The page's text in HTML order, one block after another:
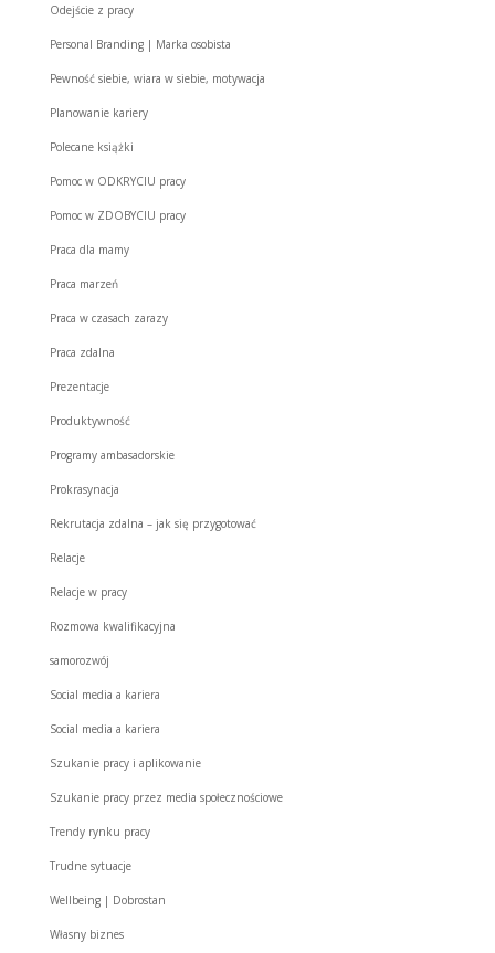
Odejście z pracy
Personal Branding | Marka osobista
Pewność siebie, wiara w siebie, motywacja
Planowanie kariery
Polecane książki
Pomoc w ODKRYCIU pracy
Pomoc w ZDOBYCIU pracy
Praca dla mamy
Praca marzeń
Praca w czasach zarazy
Praca zdalna
Prezentacje
Produktywność
Programy ambasadorskie
Prokrasynacja
Rekrutacja zdalna – jak się przygotować
Relacje
Relacje w pracy
Rozmowa kwalifikacyjna
samorozwój
Social media a kariera
Social media a kariera
Szukanie pracy i aplikowanie
Szukanie pracy przez media społecznościowe
Trendy rynku pracy
Trudne sytuacje
Wellbeing | Dobrostan
Własny biznes